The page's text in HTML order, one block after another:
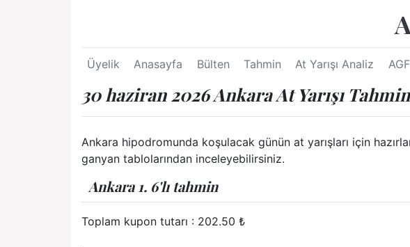
Üyelik Anasayfa Bülten Tahmin At Yarışı Analiz AGF
30 haziran 2026 Ankara At Yarışı
Ankara hipodromunda koşulacak günün at yarışları için
ganyan tablolarından inceleyebilirsiniz.
Ankara 1. 6'lı tahmin
Toplam kupon tutarı : 202.50 ₺